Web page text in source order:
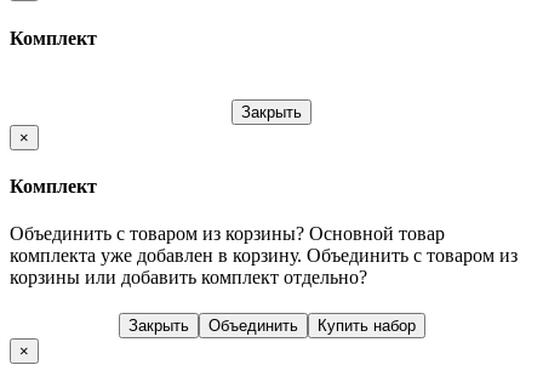
Комплект
Закрыть
×
Комплект
Объединить с товаром из корзины? Основной товар
комплекта уже добавлен в корзину. Объединить с товаром из
корзины или добавить комплект отдельно?
Закрыть Объединить
Купить набор
×